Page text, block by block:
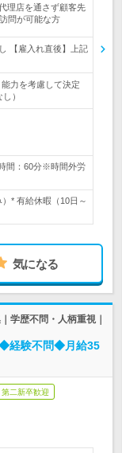
理店を通さず顧客先
問が可能な方
【雇入れ直後】上記
力を考慮して決定
）
間：60分※時間外労
* 有給休暇（10日～
気になる
学歴不問・人柄重視｜
◆経験不問◆月給35
第二新卒歓迎